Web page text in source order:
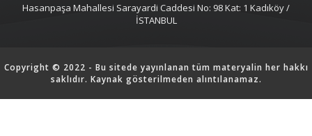
Hasanpaşa Mahallesi Sarayardi Caddesi No: 98 Kat: 1 Kadıköy /
İSTANBUL
Copyright © 2022 - Bu sitede yayınlanan tüm materyalin her hakkı
saklıdır. Kaynak gösterilmeden alıntılanamaz.